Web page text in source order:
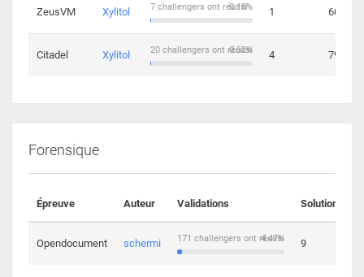
ZeusVM Xylitol 0.18%
7 challengers ont réussi 1 60
Citadel Xylitol 0.52%
20 challengers ont réussi 4 79
Forensique
Épreuve Auteur Validations Solutions
Opendocument schermi 4.47%
171 challengers ont réussi 9